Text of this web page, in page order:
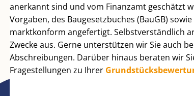
anerkannt sind und vom Finanzamt geschätzt
Vorgaben, des Baugesetzbuches (BauGB)
marktkonform angefertigt. Selbst­ver­ständ­lich
Zwecke aus. Gerne unterstützen wir Sie auch
Abschreibungen. Darüber hinaus beraten wir
Fragestellungen zu Ihrer